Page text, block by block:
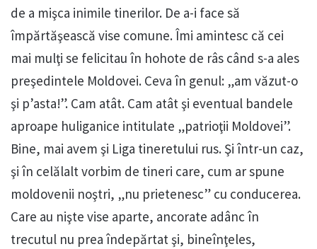
de a mişca inimile tinerilor. De a-i face să
împărtăşească vise comune. Îmi amintesc că cei
mai mulţi se felicitau în hohote de râs când s-a ales
preşedintele Moldovei. Ceva în genul: „am văzut-o
şi p’asta!”. Cam atât. Cam atât şi eventual bandele
aproape huliganice intitulate „patrioţii Moldovei”.
Bine, mai avem şi Liga tineretului rus. Şi într-un caz,
şi în celălalt vorbim de tineri care, cum ar spune
moldovenii noştri, „nu prietenesc” cu conducerea.
Care au nişte vise aparte, ancorate adânc în
trecutul nu prea îndepărtat şi, bineînţeles,